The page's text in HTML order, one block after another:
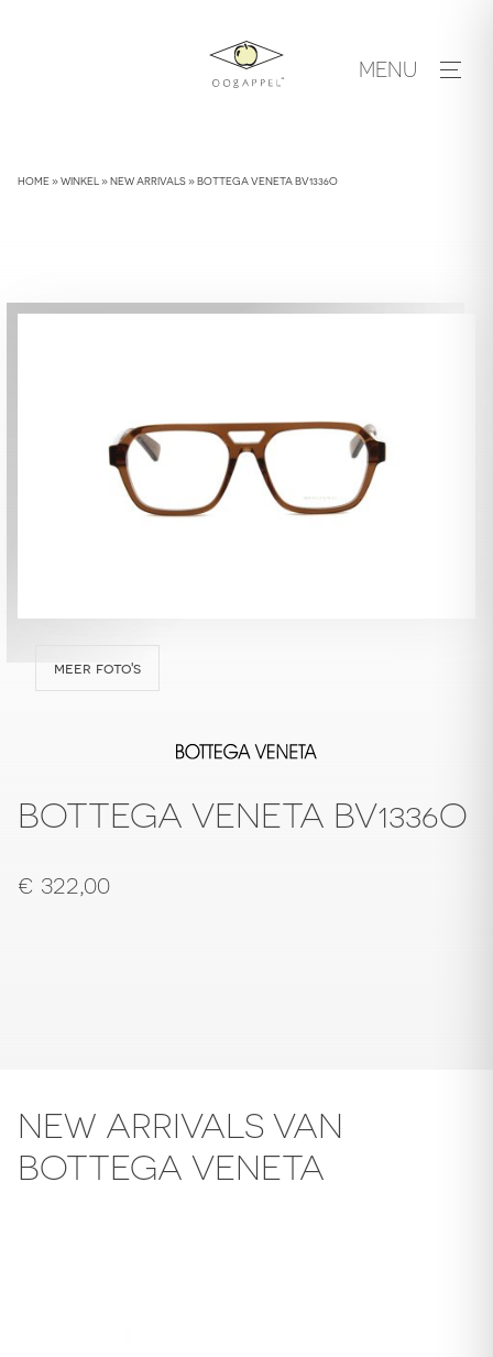
MENU
HOME»WINKEL »NEW ARRIVALS»BOTTEGA VENETA BV1336O
meer foto's
BOTTEGA VENETA BV1336O
€ 322,00
NEW ARRIVALS VAN
BOTTEGA VENETA